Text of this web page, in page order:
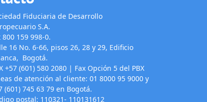
Fiduciaria de Desarrollo
S.A.
800 159 998-0.
16 No. 6-66, pisos 26, 28 y 29, Edificio
Bogotá.
+57 (601) 580 2080 | Fax Opción 5 del PBX
de atención al cliente: 01 8000 95 9000 y
(601) 745 63 79 en Bogotá.
postal: 110321- 110131612